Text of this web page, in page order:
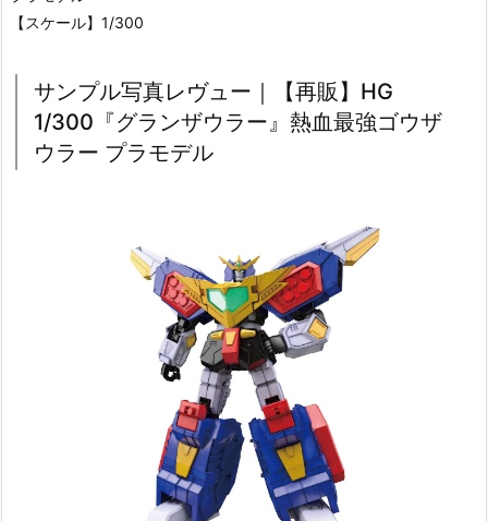
【スケール】1/300
サンプル写真レヴュー｜【再販】HG
1/300『グランザウラー』熱血最強ゴウザ
ウラー プラモデル